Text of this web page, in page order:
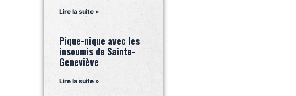
Lire la suite »
Pique-nique avec les
insoumis de Sainte-
Geneviève
Lire la suite »